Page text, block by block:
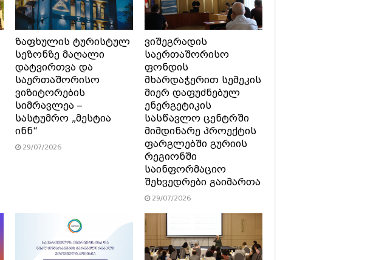
ზაფხულის ტურისტულ
სეზონზე მაღალი
დატვირთვა და
საერთაშორისო
ვიზიტორების
სიმრავლეა –
სასტუმრო „მესტია
ინნ“
29/07/2026
ვიშეგრადის
საერთაშორისო
ფონდის
მხარდაჭერით სემეკის
მიერ დაფუძნებულ
ენერგეტიკის
სასწავლო ცენტრში
მიმდინარე პროექტის
ფარგლებში გურიის
რეგიონში
საინფორმაციო
შეხვედრები გაიმართა
29/07/2026